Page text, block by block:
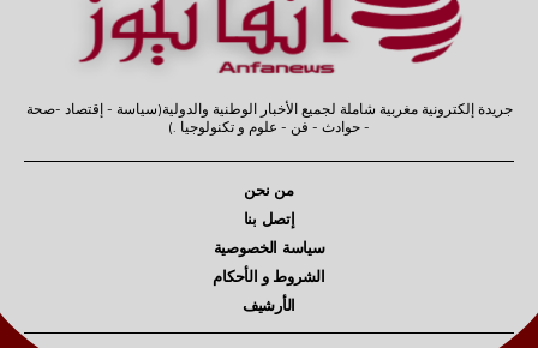
جريدة إلكترونية مغربية شاملة لجميع الأخبار الوطنية والدولية(سياسة - إقتصاد -صحة
- حوادث - فن - علوم و تكنولوجيا .)
من نحن
إتصل بنا
سياسة الخصوصية
الشروط و الأحكام
الأرشيف